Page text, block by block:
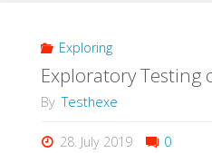
Exploring
Exploratory Testing
By Testhexe
28. July 2019 0